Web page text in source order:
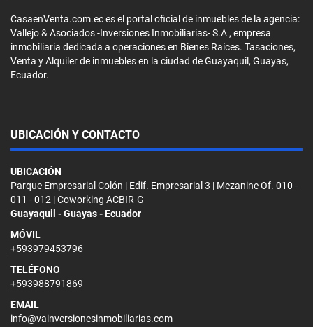
CasaenVenta.com.ec es el portal oficial de inmuebles de la agencia:
Vallejo & Asociados -Inversiones Inmobiliarias- S.A , empresa
inmobiliaria dedicada a operaciones en Bienes Raíces. Tasaciones,
Venta y Alquiler de inmuebles en la ciudad de Guayaquil, Guayas,
Ecuador.
UBICACIÓN Y CONTACTO
UBICACIÓN
Parque Empresarial Colón | Edif. Empresarial 3 | Mezanine Of. 010 -
011 - 012 | Coworking ACBIR-G
Guayaquil - Guayas - Ecuador
MÓVIL
+593979453796
TELÉFONO
+593988791869
EMAIL
info@vainversionesinmobiliarias.com